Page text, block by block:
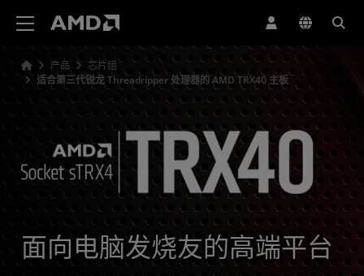
产品
芯片组
适合第三代锐龙 Threadripper 处理器的 AMD TRX40 主板
面向电脑发烧友的高端平台